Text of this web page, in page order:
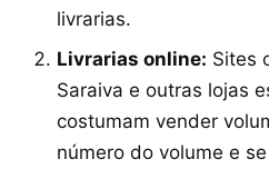
livrarias.
Livrarias online: Sites
Saraiva e outras lojas
costumam vender
número do volume e